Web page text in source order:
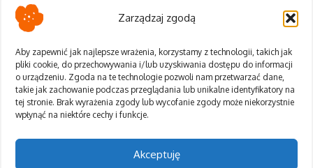
Zarządzaj zgodą
Aby zapewnić jak najlepsze wrażenia, korzystamy z technologii, takich jak
pliki cookie, do przechowywania i/lub uzyskiwania dostępu do informacji
o urządzeniu. Zgoda na te technologie pozwoli nam przetwarzać dane,
takie jak zachowanie podczas przeglądania lub unikalne identyfikatory na
tej stronie. Brak wyrażenia zgody lub wycofanie zgody może niekorzystnie
wpłynąć na niektóre cechy i funkcje.
Akceptuję
Polityka Prywatności
Regulamin